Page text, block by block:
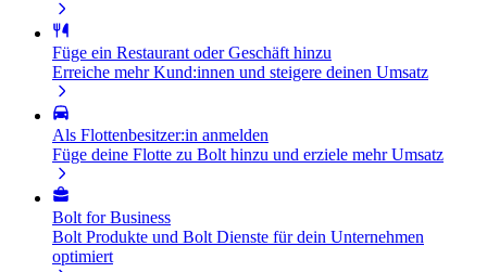
Füge ein Restaurant oder Geschäft hinzu
Erreiche mehr Kund:innen und steigere deinen Umsatz
Als Flottenbesitzer:in anmelden
Füge deine Flotte zu Bolt hinzu und erziele mehr Umsatz
Bolt for Business
Bolt Produkte und Bolt Dienste für dein Unternehmen
optimiert